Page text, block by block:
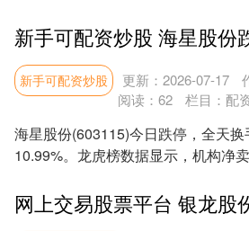
新手可配资炒股 更新：2026-07-17
阅读： 62 栏目： 配
海星股份(603115)今日跌停，全天
10.99%。龙虎榜数据显示，机构净